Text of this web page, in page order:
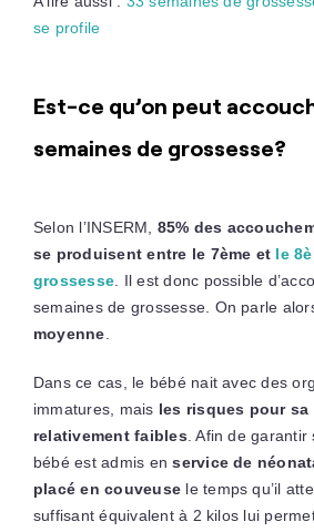
se profile
Est-ce qu’on peut
semaines de grossesse?
Selon l’INSERM, 85% des
se produisent entre le 7ème et le
grossesse. Il est donc possible
semaines de grossesse. On parle
moyenne.
Dans ce cas, le bébé nait avec des
immatures, mais les risques pour
relativement faibles. Afin de
bébé est admis enservice de
placé en couveuse le temps qu’il
suffisant équivalent à 2 kilos lui